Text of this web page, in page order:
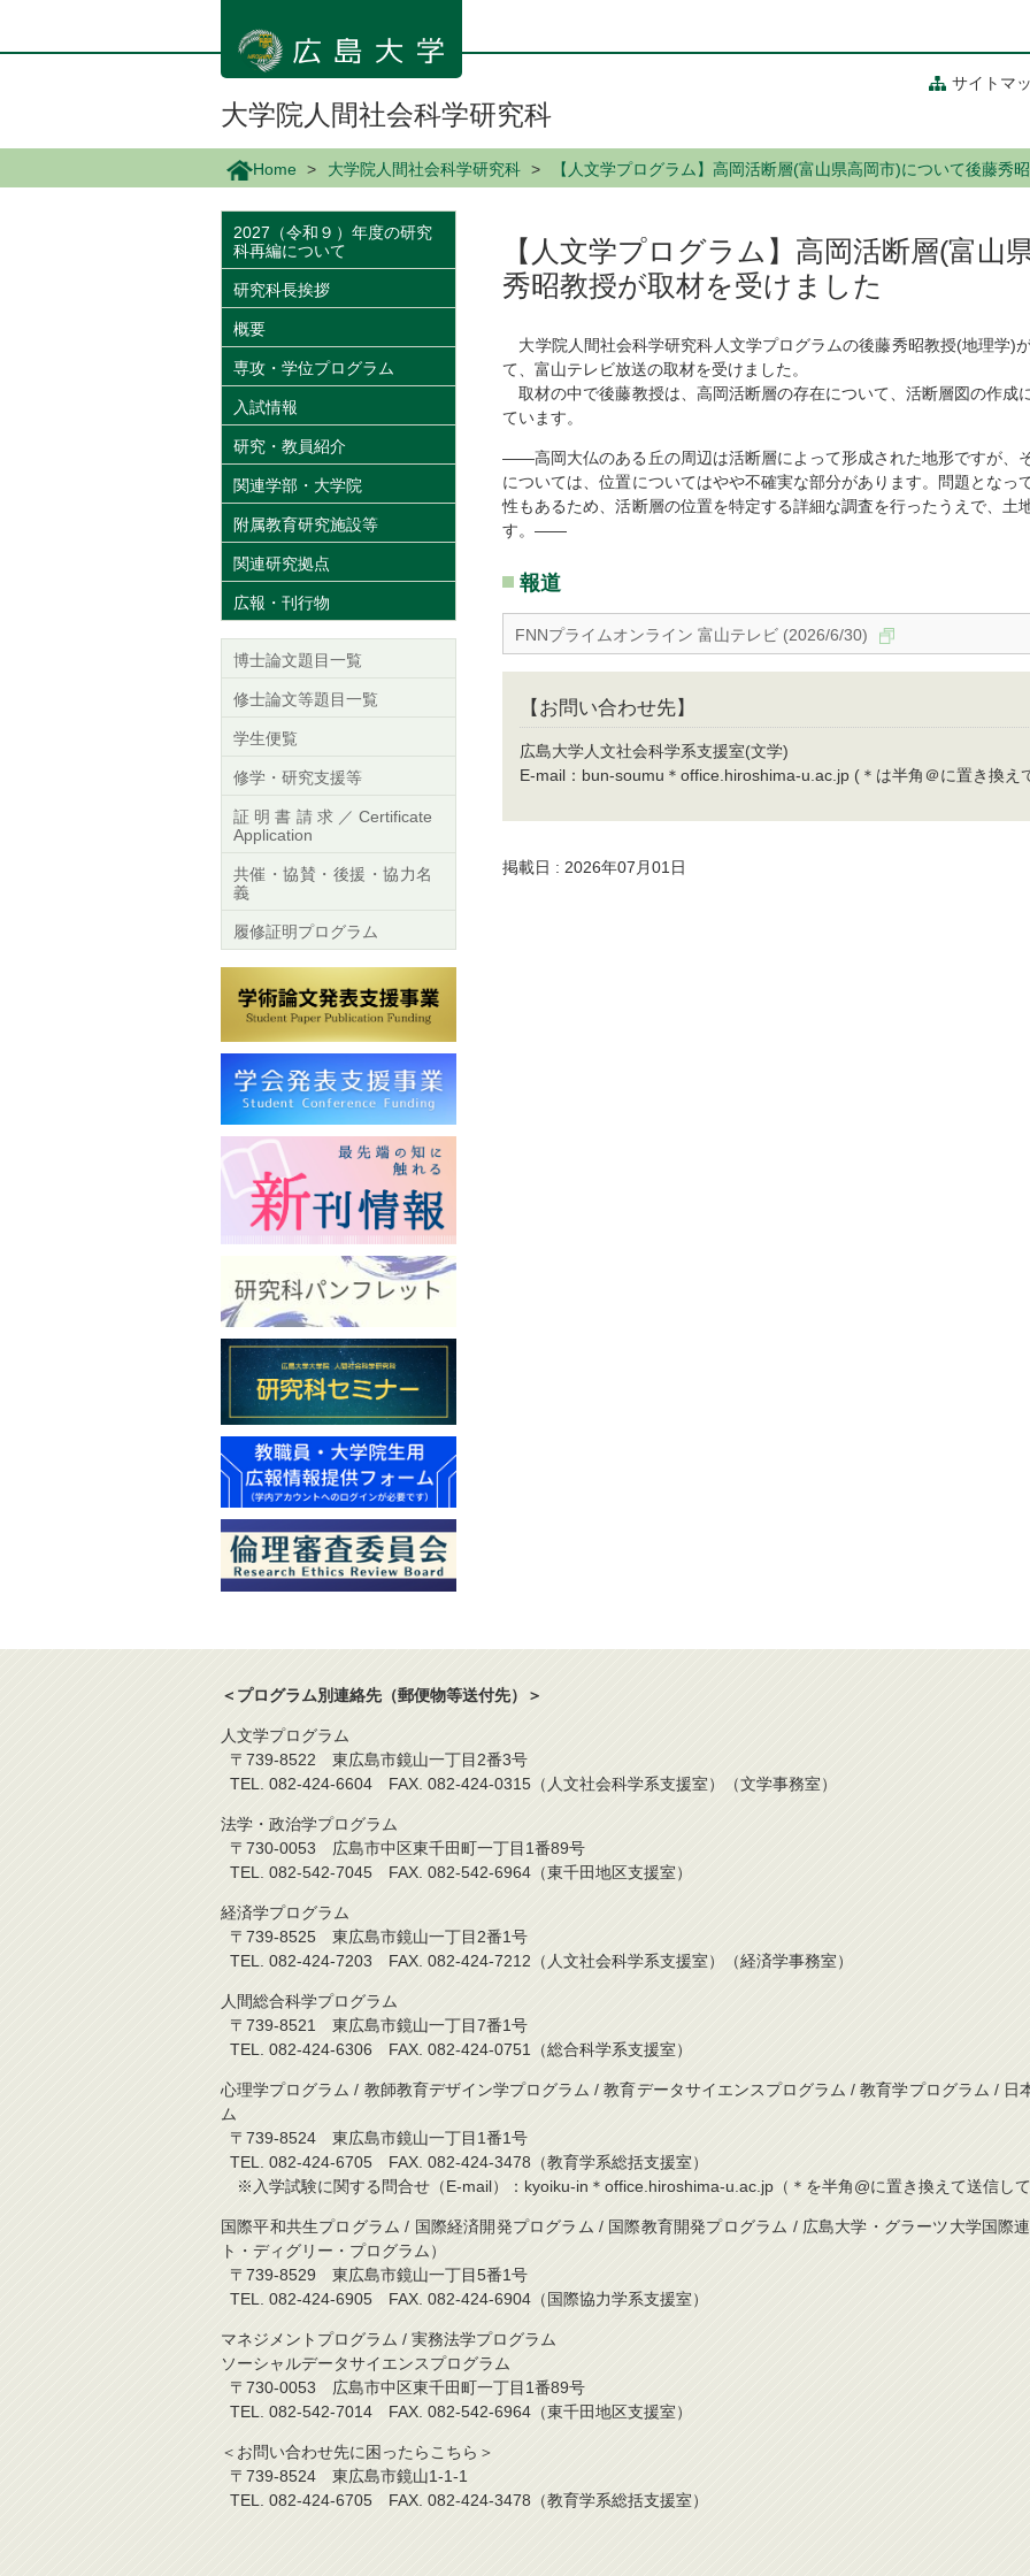
ン
サイトマ
大学院人間社会科学研究科
Home 大学院人間社会科学研究科 【人文学プログラム】高岡活断層(富山県高岡市)について後藤秀
【人文学プログラム】高岡活断層(富山
秀昭教授が取材を受けました
大学院人間社会科学研究科人文学プログラムの後藤秀昭教授(地理学)
て、富山テレビ放送の取材を受けました。
取材の中で後藤教授は、高岡活断層の存在について、活断層図の作成
ています。
——高岡大仏のある丘の周辺は活断層によって形成された地形ですが、
については、位置についてはやや不確実な部分があります。問題となっ
性もあるため、活断層の位置を特定する詳細な調査を行ったうえで、土
す。——
報道
FNNプライムオンライン 富山テレビ (2026/6/30)
【お問い合わせ先】
広島大学人文社会科学系支援室(文学)
E-mail：bun-soumu＊office.hiroshima-u.ac.jp (＊は半角＠に置き換え
掲載日 : 2026年07月01日
2027（令和９）年度の研究
科再編について
研究科長挨拶
概要
専攻・学位プログラム
入試情報
研究・教員紹介
関連学部・大学院
附属教育研究施設等
関連研究拠点
広報・刊行物
博士論文題目一覧
修士論文等題目一覧
学生便覧
修学・研究支援等
証明書請求／Certificate
Application
共催・協賛・後援・協力名
義
履修証明プログラム
＜プログラム別連絡先（郵便物等送付先）＞
人文学プログラム
〒739-8522 東広島市鏡山一丁目2番3号
TEL. 082-424-6604 FAX. 082-424-0315（人文社会科学系支援室）（文学事務室）
法学・政治学プログラム
〒730-0053 広島市中区東千田町一丁目1番89号
TEL. 082-542-7045 FAX. 082-542-6964（東千田地区支援室）
経済学プログラム
〒739-8525 東広島市鏡山一丁目2番1号
TEL. 082-424-7203 FAX. 082-424-7212（人文社会科学系支援室）（経済学事務室）
人間総合科学プログラム
〒739-8521 東広島市鏡山一丁目7番1号
TEL. 082-424-6306 FAX. 082-424-0751（総合科学系支援室）
心理学プログラム / 教師教育デザイン学プログラム / 教育データサイエンスプログラム / 教育学プログラム / 日
ム
〒739-8524 東広島市鏡山一丁目1番1号
TEL. 082-424-6705 FAX. 082-424-3478（教育学系総括支援室）
※入学試験に関する問合せ（E-mail）：kyoiku-in＊office.hiroshima-u.ac.jp（＊を半角@に置き換えて送信して
国際平和共生プログラム / 国際経済開発プログラム / 国際教育開発プログラム / 広島大学・グラーツ大学国際
ト・ディグリー・プログラム）
〒739-8529 東広島市鏡山一丁目5番1号
TEL. 082-424-6905 FAX. 082-424-6904（国際協力学系支援室）
マネジメントプログラム / 実務法学プログラム
ソーシャルデータサイエンスプログラム
〒730-0053 広島市中区東千田町一丁目1番89号
TEL. 082-542-7014 FAX. 082-542-6964（東千田地区支援室）
＜お問い合わせ先に困ったらこちら＞
〒739-8524 東広島市鏡山1-1-1
TEL. 082-424-6705 FAX. 082-424-3478（教育学系総括支援室）